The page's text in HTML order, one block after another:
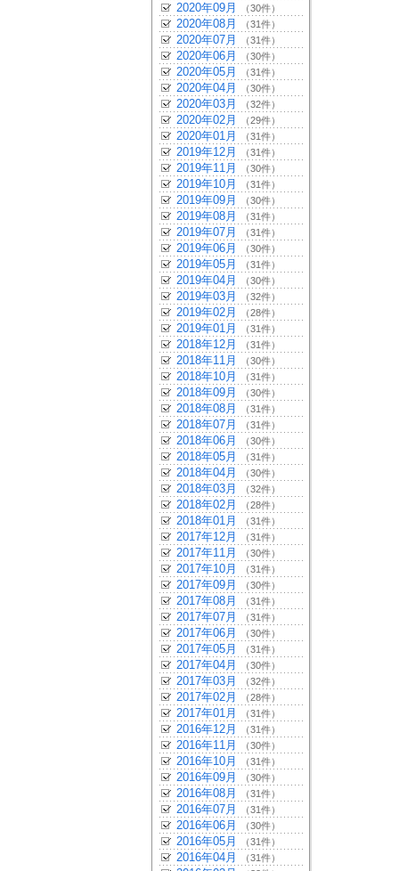
2020年09月 （30件）
2020年08月 （31件）
2020年07月 （31件）
2020年06月 （30件）
2020年05月 （31件）
2020年04月 （30件）
2020年03月 （32件）
2020年02月 （29件）
2020年01月 （31件）
2019年12月 （31件）
2019年11月 （30件）
2019年10月 （31件）
2019年09月 （30件）
2019年08月 （31件）
2019年07月 （31件）
2019年06月 （30件）
2019年05月 （31件）
2019年04月 （30件）
2019年03月 （32件）
2019年02月 （28件）
2019年01月 （31件）
2018年12月 （31件）
2018年11月 （30件）
2018年10月 （31件）
2018年09月 （30件）
2018年08月 （31件）
2018年07月 （31件）
2018年06月 （30件）
2018年05月 （31件）
2018年04月 （30件）
2018年03月 （32件）
2018年02月 （28件）
2018年01月 （31件）
2017年12月 （31件）
2017年11月 （30件）
2017年10月 （31件）
2017年09月 （30件）
2017年08月 （31件）
2017年07月 （31件）
2017年06月 （30件）
2017年05月 （31件）
2017年04月 （30件）
2017年03月 （32件）
2017年02月 （28件）
2017年01月 （31件）
2016年12月 （31件）
2016年11月 （30件）
2016年10月 （31件）
2016年09月 （30件）
2016年08月 （31件）
2016年07月 （31件）
2016年06月 （30件）
2016年05月 （31件）
2016年04月 （31件）